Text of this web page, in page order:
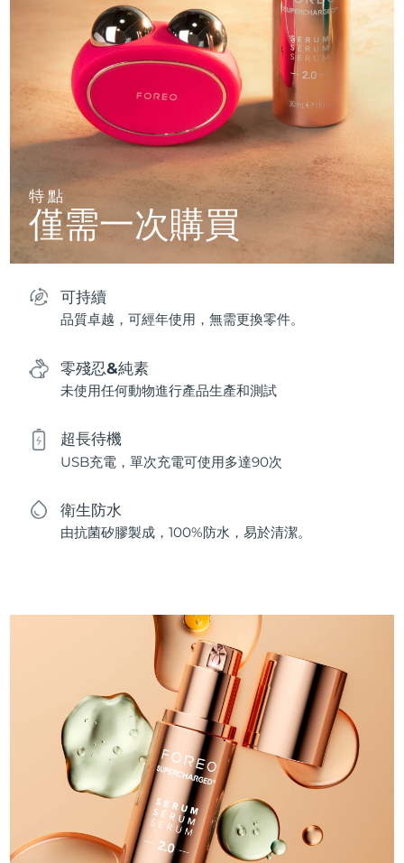
特點
僅需一次購買
可持續
品質卓越，可經年使用，無需更換零件。
零殘忍&純素
未使用任何動物進行產品生產和測試
超長待機
USB充電，單次充電可使用多達90次
衛生防水
由抗菌矽膠製成，100%防水，易於清潔。